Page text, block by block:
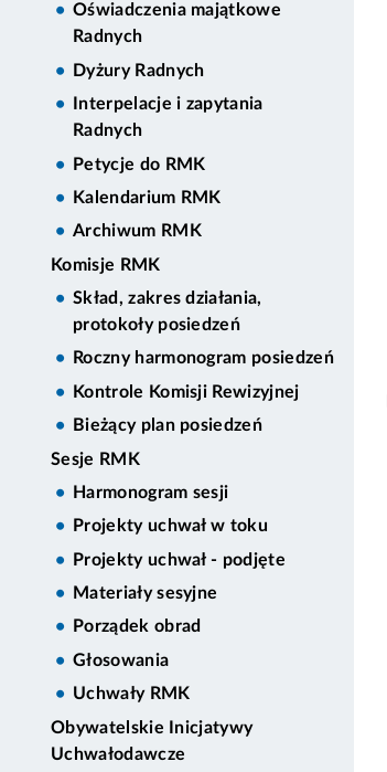
Oświadczenia majątkowe
Radnych
Dyżury Radnych
Interpelacje i zapytania
Radnych
Petycje do RMK
Kalendarium RMK
Archiwum RMK
Komisje RMK
Skład, zakres działania,
protokoły posiedzeń
Roczny harmonogram posiedzeń
Kontrole Komisji Rewizyjnej
Bieżący plan posiedzeń
Sesje RMK
Harmonogram sesji
Projekty uchwał w toku
Projekty uchwał - podjęte
Materiały sesyjne
Porządek obrad
Głosowania
Uchwały RMK
Obywatelskie Inicjatywy
Uchwałodawcze